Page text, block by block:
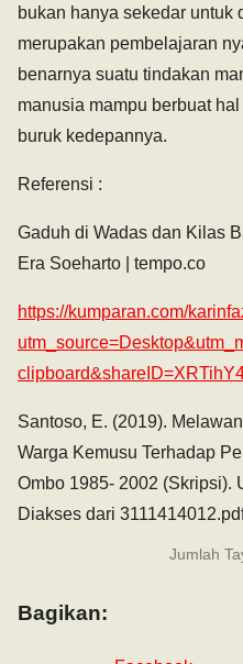
bukan hanya sekedar untuk
merupakan pembelajaran
benarnya suatu tindakan
manusia mampu berbuat
buruk kedepannya.
Referensi :
Gaduh di Wadas dan Kilas
Era Soeharto | tempo.co
https://kumparan.com/
Santoso, E. (2019).
Warga Kemusu Terhadap
Ombo 1985- 2002 (Skripsi).
Diakses dari
Jumlah
Bagikan: